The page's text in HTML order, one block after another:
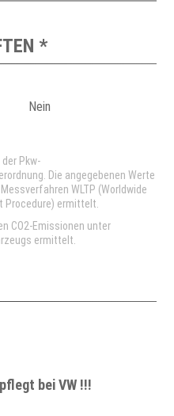
*
Nein
Pkw-
Die angegebenen Werte
WLTP (Worldwide
Procedure) ermittelt.
CO2-Emissionen unter
ermittelt.
bei VW !!!